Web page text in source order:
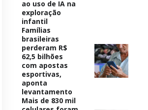
ao uso de IA na
exploração
infantil
Famílias
brasileiras
perderam R$
62,5 bilhões
com apostas
esportivas,
aponta
levantamento
Mais de 830 mil